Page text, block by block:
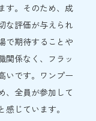
す。そのため、成
な評価が与えられ
で期待することや
関係なく、フラッ
いです。ワンプー
、全員が参加して
じています。